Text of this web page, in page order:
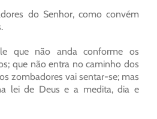
do Senhor, como convém
que não anda conforme os
que não entra no caminho dos
zombadores vai sentar-se; mas
lei de Deus e a medita, dia e